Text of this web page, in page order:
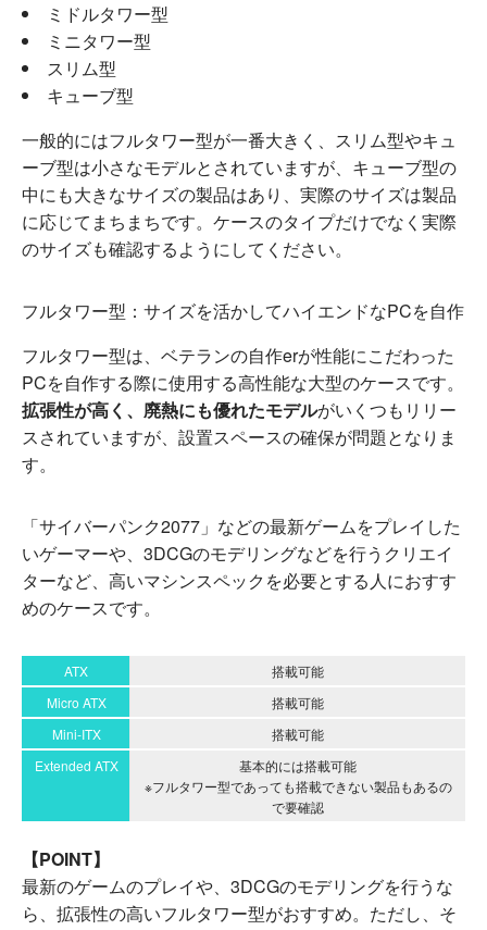
ミドルタワー型
ミニタワー型
スリム型
キューブ型
一般的にはフルタワー型が一番大きく、スリム型やキュ
ーブ型は小さなモデルとされていますが、キューブ型の
中にも大きなサイズの製品はあり、実際のサイズは製品
に応じてまちまちです。ケースのタイプだけでなく実際
のサイズも確認するようにしてください。
フルタワー型：サイズを活かしてハイエンドなPCを自作
フルタワー型は、ベテランの自作erが性能にこだわった
PCを自作する際に使用する高性能な大型のケースです。
拡張性が高く、廃熱にも優れたモデルがいくつもリリー
スされていますが、設置スペースの確保が問題となりま
す。
「サイバーパンク2077」などの最新ゲームをプレイした
いゲーマーや、3DCGのモデリングなどを行うクリエイ
ターなど、高いマシンスペックを必要とする人におすす
めのケースです。
ATX
搭載可能
Micro ATX
搭載可能
Mini-ITX
搭載可能
Extended ATX
基本的には搭載可能
※フルタワー型であっても搭載できない製品もあるの
で要確認
【POINT】
最新のゲームのプレイや、3DCGのモデリングを行うな
ら、拡張性の高いフルタワー型がおすすめ。ただし、そ